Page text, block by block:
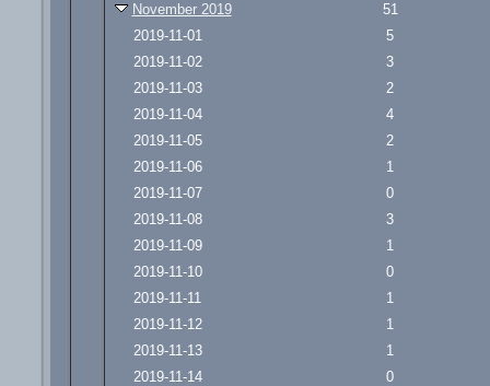
November 2019
51
2019-11-01
5
2019-11-02
3
2019-11-03
2
2019-11-04
4
2019-11-05
2
2019-11-06
1
2019-11-07
0
2019-11-08
3
2019-11-09
1
2019-11-10
0
2019-11-11
1
2019-11-12
1
2019-11-13
1
2019-11-14
0